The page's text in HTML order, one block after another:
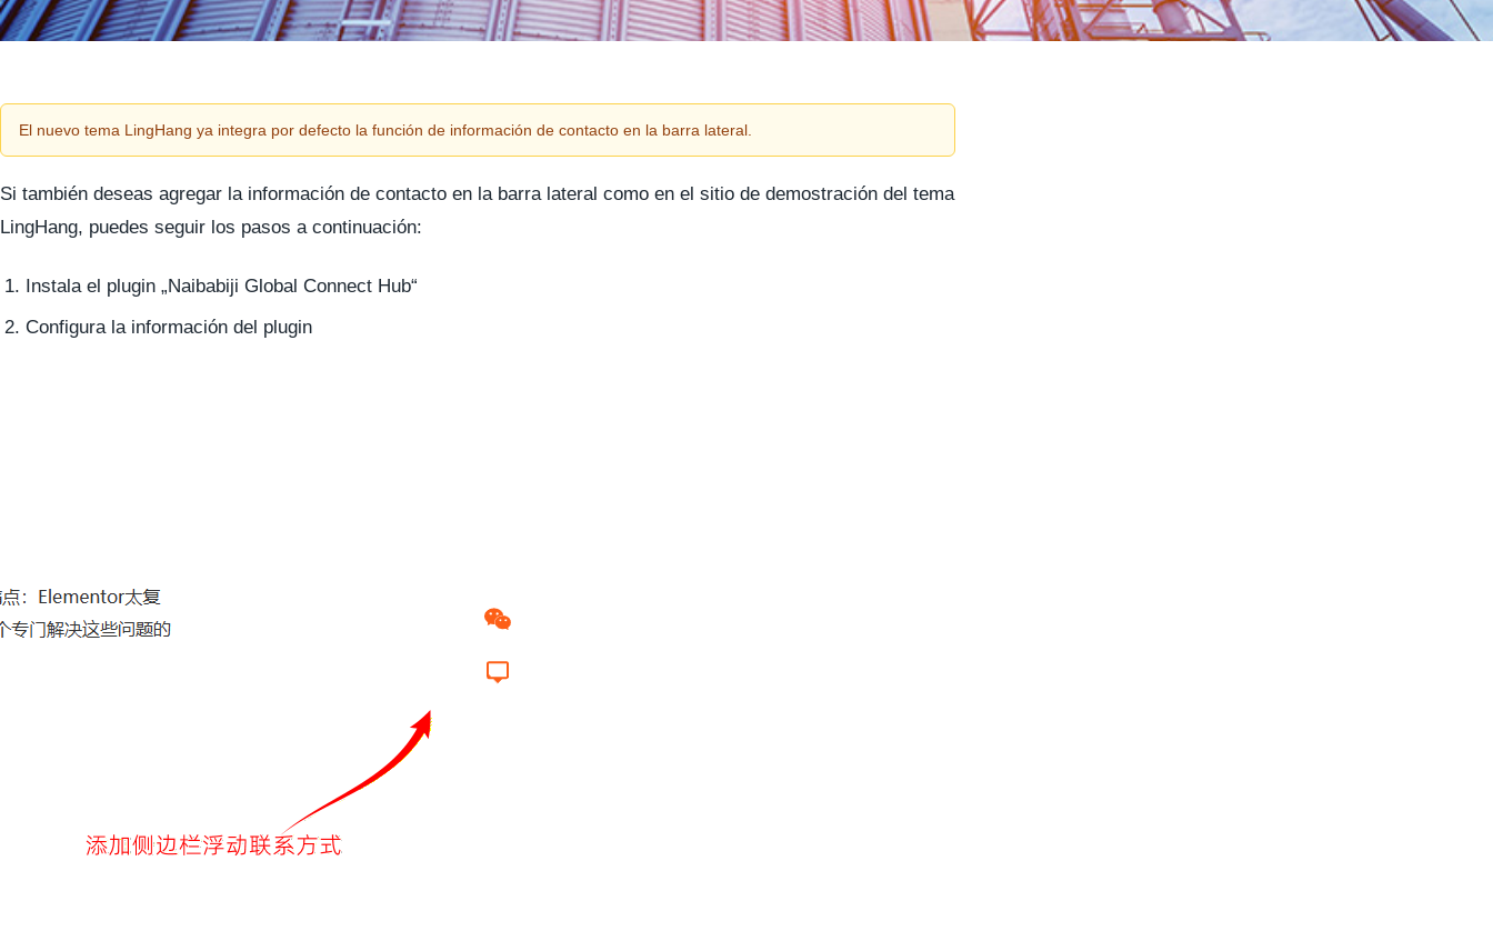
El nuevo tema LingHang ya integra por defecto la función de información de contacto en la barra lateral.
Si también deseas agregar la información de contacto en la barra lateral como en el sitio de demostración del tema
LingHang, puedes seguir los pasos a continuación:
Instala el plugin „Naibabiji Global Connect Hub“
Configura la información del plugin